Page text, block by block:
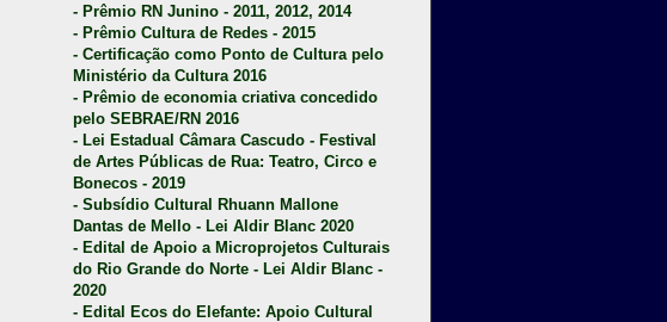
- Prêmio RN Junino - 2011, 2012, 2014
- Prêmio Cultura de Redes - 2015
- Certificação como Ponto de Cultura pelo
Ministério da Cultura 2016
- Prêmio de economia criativa concedido
pelo SEBRAE/RN 2016
- Lei Estadual Câmara Cascudo - Festival
de Artes Públicas de Rua: Teatro, Circo e
Bonecos - 2019
- Subsídio Cultural Rhuann Mallone
Dantas de Mello - Lei Aldir Blanc 2020
- Edital de Apoio a Microprojetos Culturais
do Rio Grande do Norte - Lei Aldir Blanc -
2020
- Edital Ecos do Elefante: Apoio Cultural